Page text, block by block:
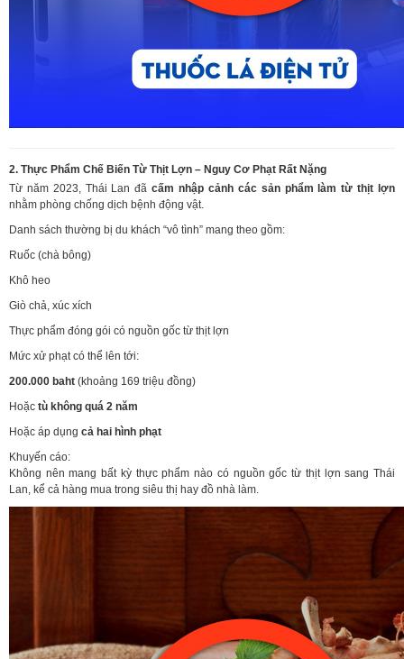
2. Thực Phẩm Chế Biến Từ Thịt Lợn – Nguy Cơ Phạt Rất Nặng
Từ năm 2023, Thái Lan đãcấm nhập cảnh các sản phẩm làm từ thịt lợn
nhằm phòng chống dịch bệnh động vật.
Danh sách thường bị du khách “vô tình” mang theo gồm:
Ruốc (chà bông)
Khô heo
Giò chả, xúc xích
Thực phẩm đóng gói có nguồn gốc từ thịt lợn
Mức xử phạt có thể lên tới:
200.000 baht (khoảng 169 triệu đồng)
Hoặc tù không quá 2 năm
Hoặc áp dụng cả hai hình phạt
Khuyến cáo:
Không nên mang bất kỳ thực phẩm nào có nguồn gốc từ thịt lợn sang Thái
Lan, kể cả hàng mua trong siêu thị hay đồ nhà làm.